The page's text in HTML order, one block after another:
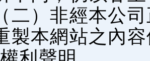
（二）非經本公
製本網站之內